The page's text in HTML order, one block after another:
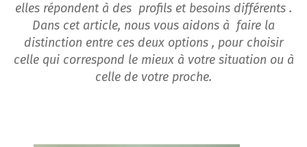
elles répondent à des profils et besoins différents .
Dans cet article, nous vous aidons à faire la
distinction entre ces deux options , pour choisir
celle qui correspond le mieux à votre situation ou à
celle de votre proche.